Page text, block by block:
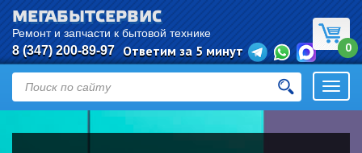
МЕГАБЫТСЕРВИС
Ремонт и запчасти к бытовой технике
8 (347) 200-89-97 Ответим за 5 минут 0
Евгенияоставил(а) заявку:Ремонт
холодильников
Уфа